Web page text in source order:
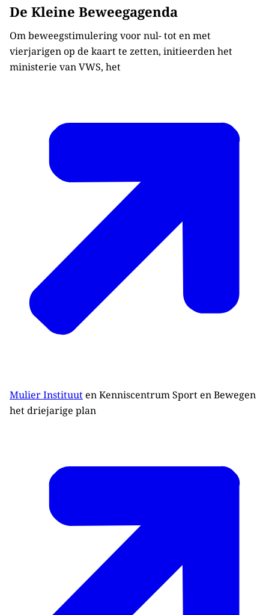
De Kleine Beweegagenda
Om beweegstimulering voor nul- tot en met
vierjarigen op de kaart te zetten, initieerden het
ministerie van VWS, het
Mulier Instituuten Kenniscentrum Sport en Bewegen
het driejarige plan